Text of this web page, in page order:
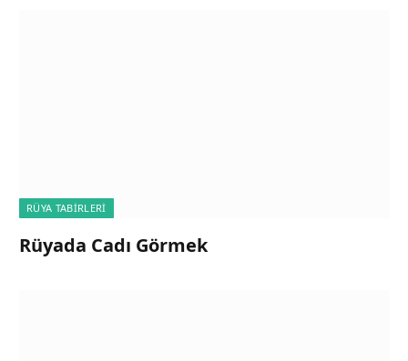
RÜYA TABIRLERI
Rüyada Cadı Görmek